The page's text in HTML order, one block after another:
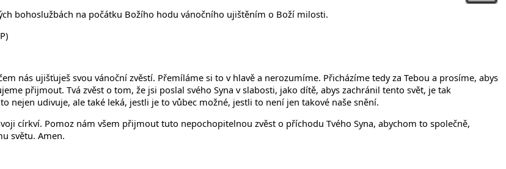
bohoslužbách na počátku Božího hodu vánočního ujištěním o Boží milosti.
nás ujišťuješ svou vánoční zvěstí. Přemíláme si to v hlavě a nerozumíme. Přicházíme tedy za Tebou a prosíme, abys
přijmout. Tvá zvěst o tom, že jsi poslal svého Syna v slabosti, jako dítě, abys zachránil tento svět, je tak
nejen udivuje, ale také leká, jestli je to vůbec možné, jestli to není jen takové naše snění.
církví. Pomoz nám všem přijmout tuto nepochopitelnou zvěst o příchodu Tvého Syna, abychom to společně,
světu. Amen.